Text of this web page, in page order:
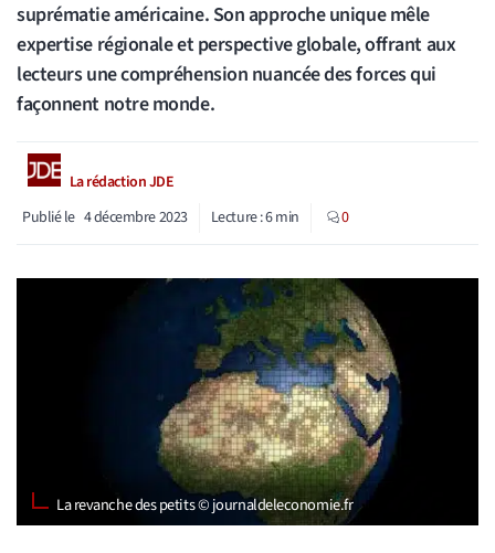
suprématie américaine. Son approche unique mêle
expertise régionale et perspective globale, offrant aux
lecteurs une compréhension nuancée des forces qui
façonnent notre monde.
La rédaction JDE
Publié le 4 décembre 2023 Lecture :6min 0
La revanche des petits © journaldeleconomie.fr